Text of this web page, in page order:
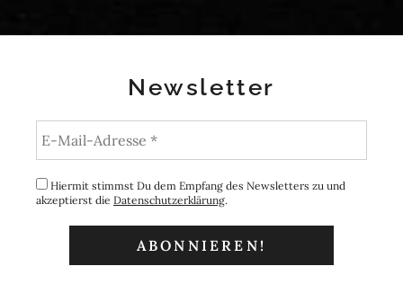
Newsletter
Hiermit stimmst Du dem Empfang des Newsletters zu und
akzeptierst die Datenschutzerklärung.